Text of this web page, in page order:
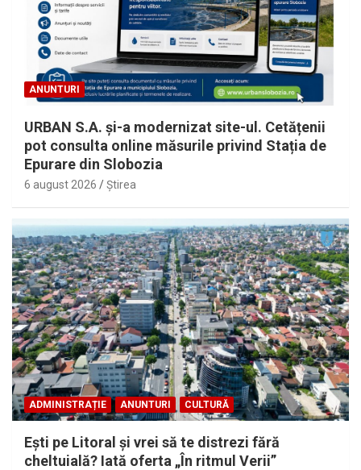
ANUNTURI
URBAN S.A. și-a modernizat site-ul. Cetățenii
pot consulta online măsurile privind Stația de
Epurare din Slobozia
6 august 2026 Ştirea
ADMINISTRAȚIE ANUNTURI CULTURĂ
Eşti pe Litoral şi vrei să te distrezi fără
cheltuială? Iată oferta „În ritmul Verii”